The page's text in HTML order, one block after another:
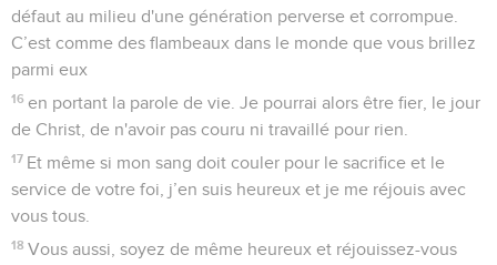
défaut au milieu d'une génération perverse et corrompue.
C’est comme des flambeaux dans le monde que vous brillez
parmi eux
16 en portant la parole de vie. Je pourrai alors être fier, le jour
de Christ, de n'avoir pas couru ni travaillé pour rien.
17 Et même si mon sang doit couler pour le sacrifice et le
service de votre foi, j’en suis heureux et je me réjouis avec
vous tous.
18 Vous aussi, soyez de même heureux et réjouissez-vous